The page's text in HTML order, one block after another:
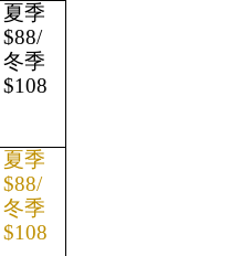
夏季
$88/
冬季
$108
夏季
$88/
冬季
$108